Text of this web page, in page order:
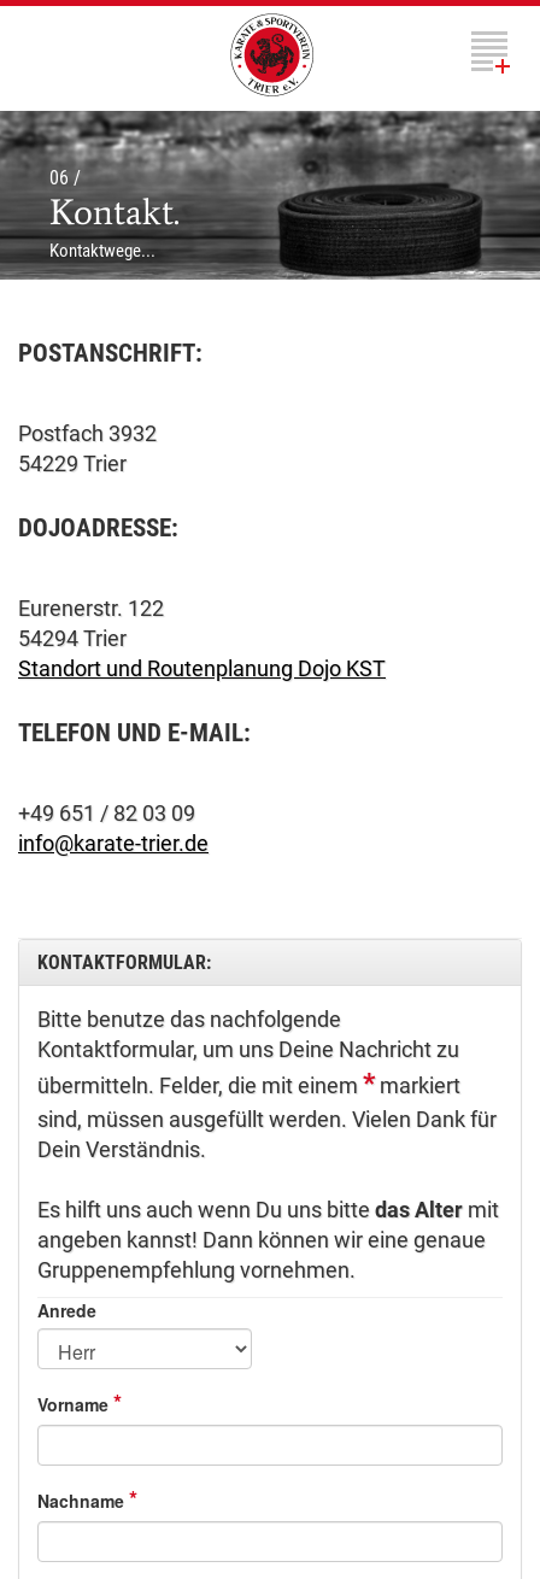
Toggle
06 /
Kontakt.
Kontaktwege...
POSTANSCHRIFT:
Postfach 3932
54229 Trier
DOJOADRESSE:
Eurenerstr. 122
54294 Trier
Standort und Routenplanung Dojo KST
TELEFON UND E-MAIL:
+49 651 / 82 03 09
info@karate-trier.de
KONTAKTFORMULAR:
Bitte benutze das nachfolgende
Kontaktformular, um uns Deine Nachricht zu
übermitteln. Felder, die mit einem *markiert
sind, müssen ausgefüllt werden. Vielen Dank für
Dein Verständnis.
Es hilft uns auch wenn Du uns bittedas Alter mit
angeben kannst! Dann können wir eine genaue
Gruppenempfehlung vornehmen.
Anrede
Vorname *
Nachname *